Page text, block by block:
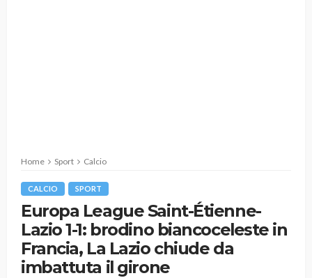
Home Sport Calcio
CALCIO SPORT
Europa League Saint-Étienne-
Lazio 1-1: brodino biancoceleste in
Francia, La Lazio chiude da
imbattuta il girone